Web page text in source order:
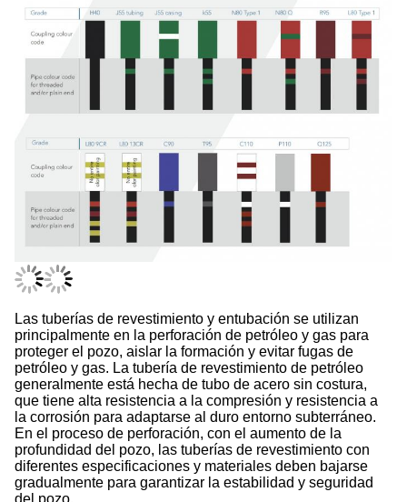
Las tuberías de revestimiento y entubación se utilizan
principalmente en la perforación de petróleo y gas para
proteger el pozo, aislar la formación y evitar fugas de
petróleo y gas. La tubería de revestimiento de petróleo
generalmente está hecha de tubo de acero sin costura,
que tiene alta resistencia a la compresión y resistencia a
la corrosión para adaptarse al duro entorno subterráneo.
En el proceso de perforación, con el aumento de la
profundidad del pozo, las tuberías de revestimiento con
diferentes especificaciones y materiales deben bajarse
gradualmente para garantizar la estabilidad y seguridad